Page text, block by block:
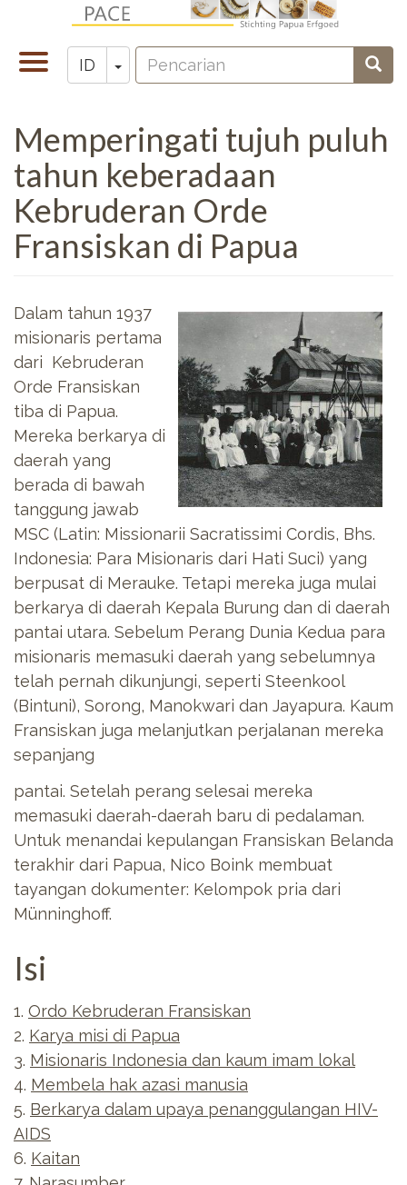
Toggle
navigation
ID Toggle Dropdown
Zoeken
Pencarian
Memperingati tujuh puluh
tahun keberadaan
Kebruderan Orde
Fransiskan di Papua
Dalam tahun 1937
misionaris pertama
dari Kebruderan
Orde Fransiskan
tiba di Papua.
Mereka berkarya di
daerah yang
berada di bawah
tanggung jawab
MSC (Latin: Missionarii Sacratissimi Cordis, Bhs.
Indonesia: Para Misionaris dari Hati Suci) yang
berpusat di Merauke. Tetapi mereka juga mulai
berkarya di daerah Kepala Burung dan di daerah
pantai utara. Sebelum Perang Dunia Kedua para
misionaris memasuki daerah yang sebelumnya
telah pernah dikunjungi, seperti Steenkool
(Bintuni), Sorong, Manokwari dan Jayapura. Kaum
Fransiskan juga melanjutkan perjalanan mereka
sepanjang
pantai. Setelah perang selesai mereka
memasuki daerah-daerah baru di pedalaman.
Untuk menandai kepulangan Fransiskan Belanda
terakhir dari Papua, Nico Boink membuat
tayangan dokumenter: Kelompok pria dari
Münninghoff.
Isi
1. Ordo Kebruderan Fransiskan
2. Karya misi di Papua
3. Misionaris Indonesia dan kaum imam lokal
4. Membela hak azasi manusia
5. Berkarya dalam upaya penanggulangan HIV-
AIDS
6. Kaitan